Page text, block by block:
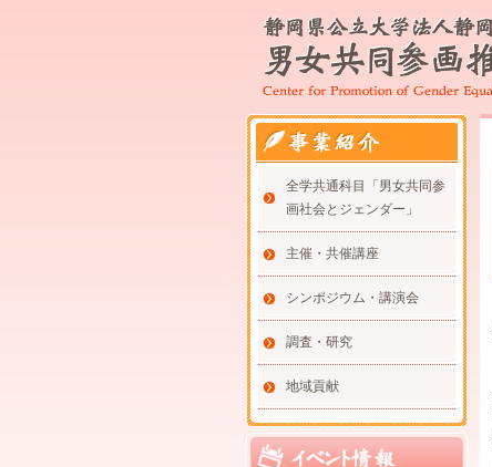
全学共通科目「男女共同参
画社会とジェンダー」
主催・共催講座
シンポジウム・講演会
調査・研究
地域貢献